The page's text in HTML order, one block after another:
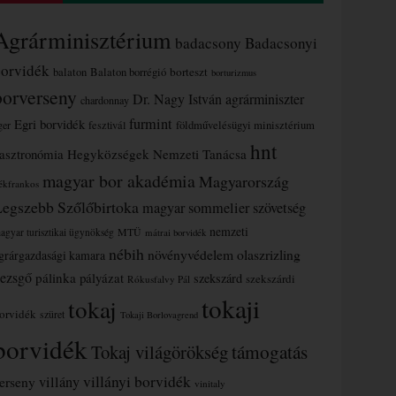
badacsony Badacsonyi
balaton Balaton borrégió borteszt borturizmus
chardonnay Dr. Nagy István agrárminiszter
Egri borvidék fesztivál furmint földművelésügyi minisztérium
Hegyközségek Nemzeti Tanácsa hnt
magyar bor akadémia Magyarország
Szőlőbirtoka magyar sommelier szövetség
turisztikai ügynökség MTÜ mátrai borvidék nemzeti
kamara nébih növényvédelem olaszrizling
pálinka pályázat Rókusfalvy Pál szekszárd szekszárdi
szüret tokaj Tokaji Borlovagrend tokaji
Tokaj világörökségtámogatás
villány villányi borvidék vinitaly